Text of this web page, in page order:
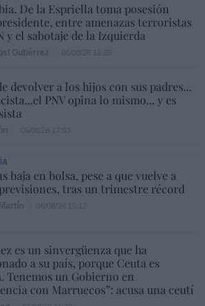
De la Espriella toma posesión
entre amenazas terroristas
y el sabotaje de la Izquierda
devolver a los hijos con sus padres...
PNV opina lo mismo... y es
baja en bolsa, pese a que vuelve a
tras un trimestre récord
es un sinvergüenza que ha
a su país, porque Ceuta es
Tenemos un Gobierno en
con Marruecos”: acusa una ceutí